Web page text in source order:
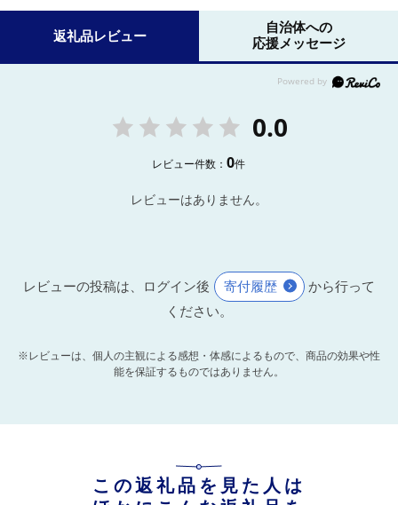
返礼品レビュー
自治体への
応援メッセージ
0.0
レビュー件数：0件
レビューはありません。
レビューの投稿は、ログイン後 寄付履歴
から行って
ください。
※レビューは、個人の主観による感想・体感によるもので、商品の効果や性
能を保証するものではありません。
この返礼品を見た人は